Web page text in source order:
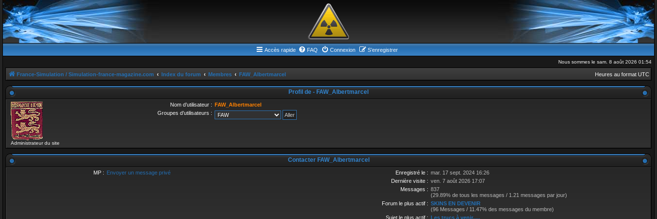
Accès rapide FAQ Connexion S’enregistrer
Nous sommes le sam. 8 août 2026 01:54
France-Simulation / Simulation-france-magazine.com Index du forum Membres FAW_Albertmarcel Heures au format UTC
Profil de - FAW_Albertmarcel
Administrateur du site
Nom d’utilisateur : FAW_Albertmarcel
Groupes d’utilisateurs :
Contacter FAW_Albertmarcel
MP : Envoyer un message privé Enregistré le : mar. 17 sept. 2024 16:26
Dernière visite : ven. 7 août 2026 17:07
Messages : 837
(29.89% de tous les messages / 1.21 messages par jour)
Forum le plus actif : SKINS EN DEVENIR
(96 Messages / 11.47% des messages du membre)
Sujet le plus actif : Les trucs à venir.....